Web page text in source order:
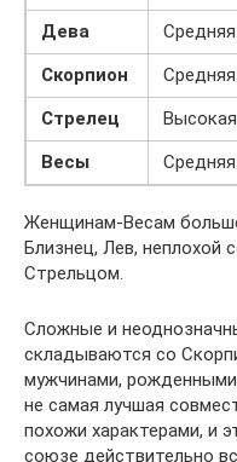
Дева
Средняя
Скорпион
Средняя
Стрелец
Высокая
Весы
Средняя
Женщинам-Весам
Близнец, Лев, неплохой
Стрельцом.
Сложные и
складываются со
мужчинами,
не самая лучшая
похожи характерами, и
союзе действительно